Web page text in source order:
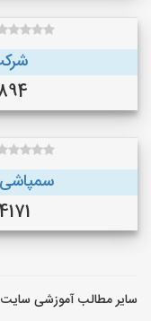
سمپاشی
سایر مطالب آموزشی